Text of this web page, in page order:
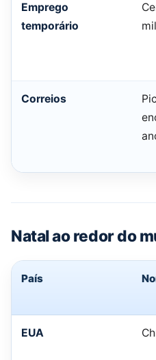
Emprego
temporário
Correios
Natal ao redor do
País
EUA